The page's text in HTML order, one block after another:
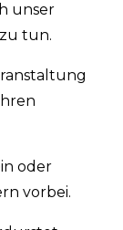
unser
tun.
oder
vorbei.